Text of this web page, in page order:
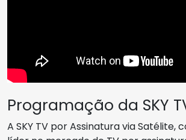
Programação da SKY
A SKY TV por Assinatura via Satélite,